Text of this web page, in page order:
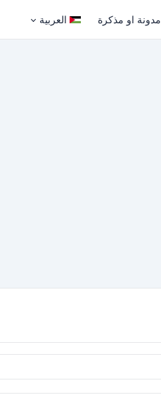
مدونة او مذكرة العربية